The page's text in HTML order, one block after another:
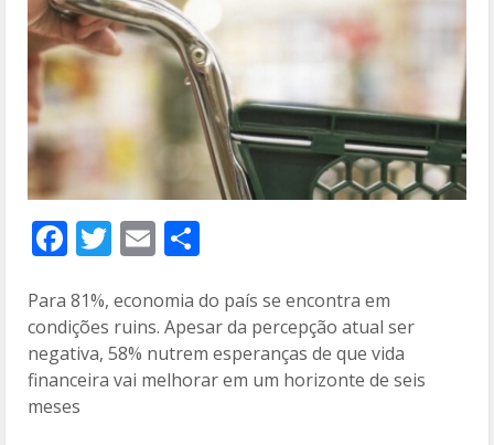
F
ac
e
b
o
o
T
w
itt
er
E
m
ai
l
m
p
ar
Para 81%, economia do país se encontra em
condições ruins. Apesar da percepção atual ser
negativa, 58% nutrem esperanças de que vida
financeira vai melhorar em um horizonte de seis
meses